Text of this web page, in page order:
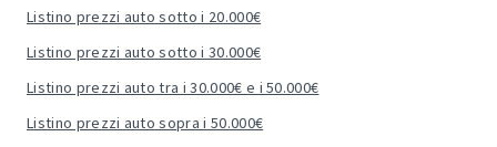
Listino prezzi auto sotto i 20.000€
Listino prezzi auto sotto i 30.000€
Listino prezzi auto tra i 30.000€ e i 50.000€
Listino prezzi auto sopra i 50.000€